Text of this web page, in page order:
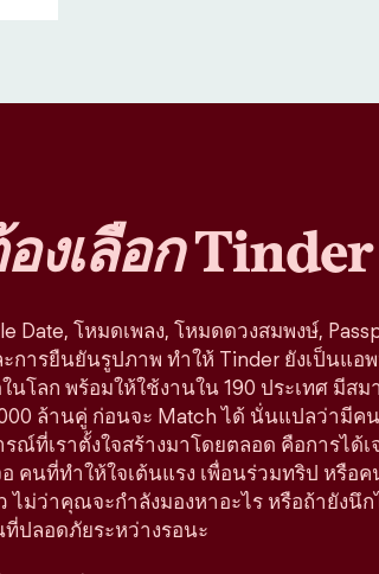
งเลือกTinder
Date, โหมดเพลง, โหมดดวงสมพงษ์,
การยืนยันรูปภาพ ทำให้ Tinder ยังเป็นแอ
โลก พร้อมให้ใช้งานใน 190 ประเทศ มีสม
ล้านคู่ ก่อนจะ Match ได้ นั่นแปลว่ามีค
ณ์ที่เราตั้งใจสร้างมาโดยตลอด คือการได้
คนที่ทำให้ใจเต้นแรง เพื่อนร่วมทริป หรือ
ไม่ว่าคุณจะกำลังมองหาอะไร หรือถ้ายังนึก
ปลอดภัยระหว่างรอนะ